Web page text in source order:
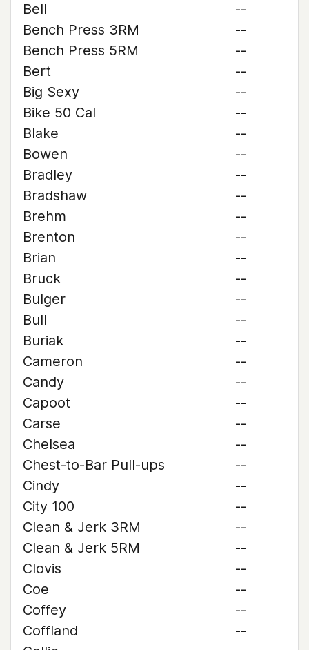
Bell
--
Bench Press 3RM
--
Bench Press 5RM
--
Bert
--
Big Sexy
--
Bike 50 Cal
--
Blake
--
Bowen
--
Bradley
--
Bradshaw
--
Brehm
--
Brenton
--
Brian
--
Bruck
--
Bulger
--
Bull
--
Buriak
--
Cameron
--
Candy
--
Capoot
--
Carse
--
Chelsea
--
Chest-to-Bar Pull-ups
--
Cindy
--
City 100
--
Clean & Jerk 3RM
--
Clean & Jerk 5RM
--
Clovis
--
Coe
--
Coffey
--
Coffland
--